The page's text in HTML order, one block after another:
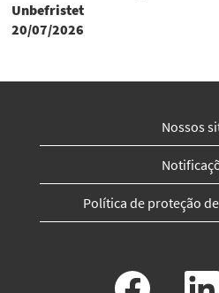
Unbefristet
20/07/2026
Nossos
Política de proteção
A
b
A